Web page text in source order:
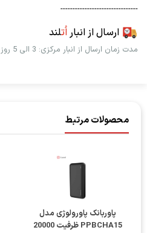
--------------------------------
ارسال از انباراُتلند
مدت زمان ارسال از انبار مرکزی: 3 الی 5 روز کاری
محصولات مرتبط
پاوربانک پاورولوژی مدل
PPBCHA15 ظرفيت 20000